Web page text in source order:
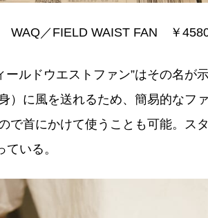
WAQ／FIELD WAIST FAN ￥
ールドウエストファン”はその名が
）に風を送れるため、簡易的な
で首にかけて使うことも可能。ス
いる。